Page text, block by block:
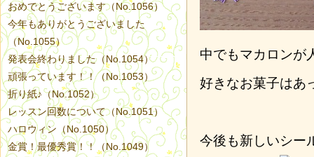
中でもマカロン
好きなお菓子はあ
今後も新しいシー
おめでとうございます（No.1056）
今年もありがとうございました
（No.1055）
発表会終わりました（No.1054）
頑張っています！！（No.1053）
折り紙♪（No.1052）
レッスン回数について（No.1051）
ハロウィン（No.1050）
金賞！最優秀賞！！（No.1049）